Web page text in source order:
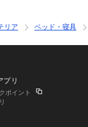
リア ベッド・寝具
プリ
ポイント